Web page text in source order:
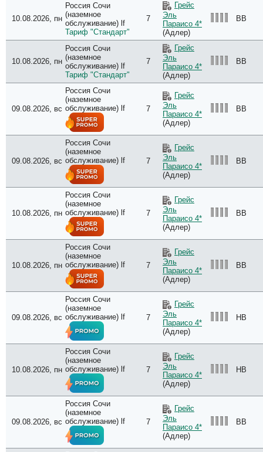
10.08.2026, пн
Россия Сочи
(наземное
обслуживание) lf
Тариф "Стандарт"
7
Грейс
Эль
Параисо 4*
(Адлер)
BB
10.08.2026, пн
Россия Сочи
(наземное
обслуживание) lf
Тариф "Стандарт"
7
Грейс
Эль
Параисо 4*
(Адлер)
BB
09.08.2026, вс
Россия Сочи
(наземное
обслуживание) lf
7
Грейс
Эль
Параисо 4*
(Адлер)
BB
09.08.2026, вс
Россия Сочи
(наземное
обслуживание) lf
7
Грейс
Эль
Параисо 4*
(Адлер)
BB
10.08.2026, пн
Россия Сочи
(наземное
обслуживание) lf
7
Грейс
Эль
Параисо 4*
(Адлер)
BB
10.08.2026, пн
Россия Сочи
(наземное
обслуживание) lf
7
Грейс
Эль
Параисо 4*
(Адлер)
BB
09.08.2026, вс
Россия Сочи
(наземное
обслуживание) lf
7
Грейс
Эль
Параисо 4*
(Адлер)
HB
10.08.2026, пн
Россия Сочи
(наземное
обслуживание) lf
7
Грейс
Эль
Параисо 4*
(Адлер)
HB
09.08.2026, вс
Россия Сочи
(наземное
обслуживание) lf
7
Грейс
Эль
Параисо 4*
(Адлер)
BB